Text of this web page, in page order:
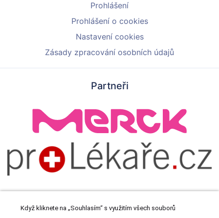
Prohlášení
Prohlášení o cookies
Nastavení cookies
Zásady zpracování osobních údajů
Partneři
Když kliknete na „Souhlasím“ s využitím všech souborů